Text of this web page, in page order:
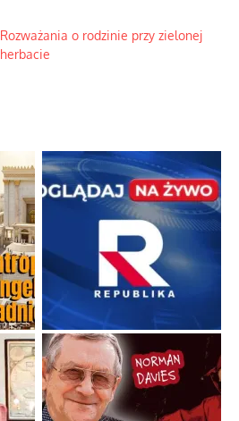
Rozważania o rodzinie przy zielonej
herbacie